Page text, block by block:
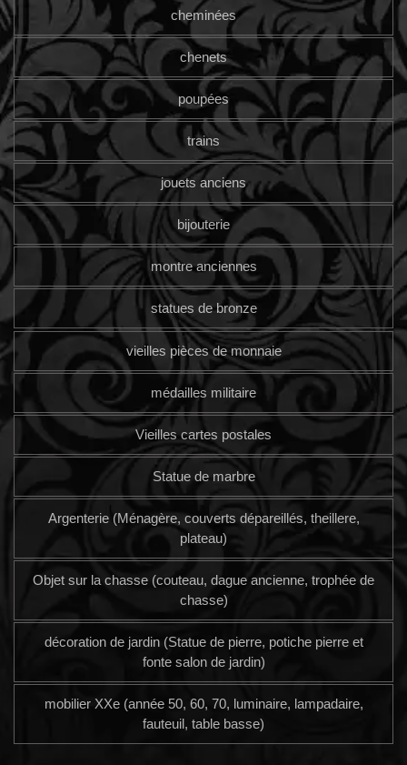
cheminées
chenets
poupées
trains
jouets anciens
bijouterie
montre anciennes
statues de bronze
vieilles pièces de monnaie
médailles militaire
Vieilles cartes postales
Statue de marbre
Argenterie (Ménagère, couverts dépareillés, theillere,
plateau)
Objet sur la chasse (couteau, dague ancienne, trophée de
chasse)
décoration de jardin (Statue de pierre, potiche pierre et
fonte salon de jardin)
mobilier XXe (année 50, 60, 70, luminaire, lampadaire,
fauteuil, table basse)